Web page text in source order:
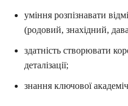
уміння розпізнавати
(родовий, знахідний,
здатність створювати
деталізації;
знання ключової